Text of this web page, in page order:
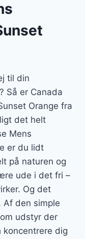
til din
Så er Canada
Orange fra
det helt
Mens
er du lidt
på naturen og
ude i det fri –
Og det
Af den simple
udstyr der
dig